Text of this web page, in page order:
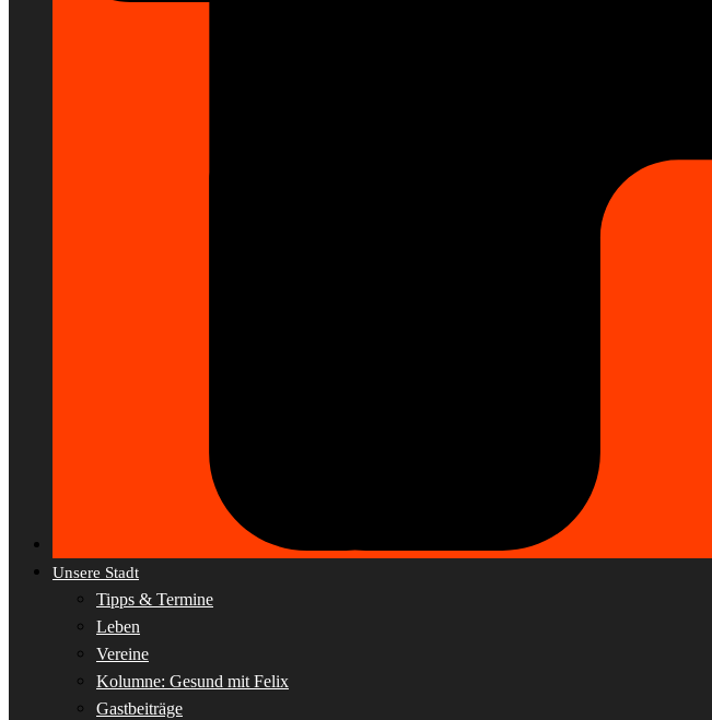
Unsere Stadt
Tipps & Termine
Leben
Vereine
Kolumne: Gesund mit Felix
Gastbeiträge